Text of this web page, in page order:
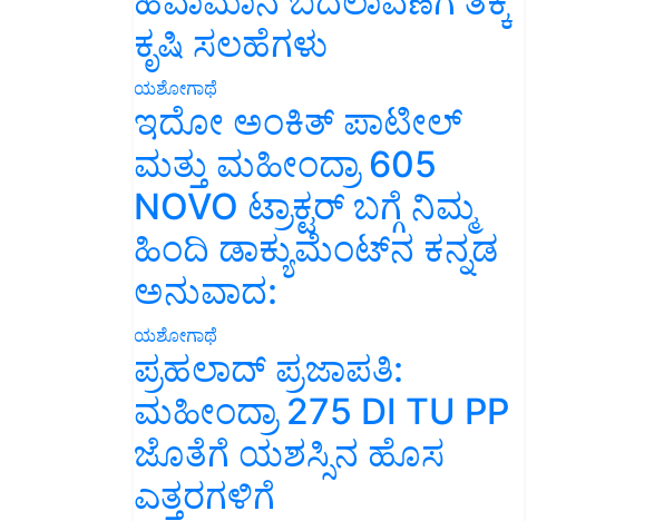
ಕೃಷಿ ಸಲಹೆಗಳು
ಯಶೋಗಾಥೆ
ಇದೋ ಅಂಕಿತ್ ಪಾಟೀಲ್
ಮತ್ತು ಮಹೀಂದ್ರಾ 605
NOVO ಟ್ರಾಕ್ಟರ್ ಬಗ್ಗೆ ನಿಮ್ಮ
ಹಿಂದಿ ಡಾಕ್ಯುಮೆಂಟ್‌ನ ಕನ್ನಡ
ಅನುವಾದ:
ಯಶೋಗಾಥೆ
ಪ್ರಹಲಾದ್ ಪ್ರಜಾಪತಿ:
ಮಹೀಂದ್ರಾ 275 DI TU PP
ಜೊತೆಗೆ ಯಶಸ್ಸಿನ ಹೊಸ
ಎತ್ತರಗಳಿಗೆ